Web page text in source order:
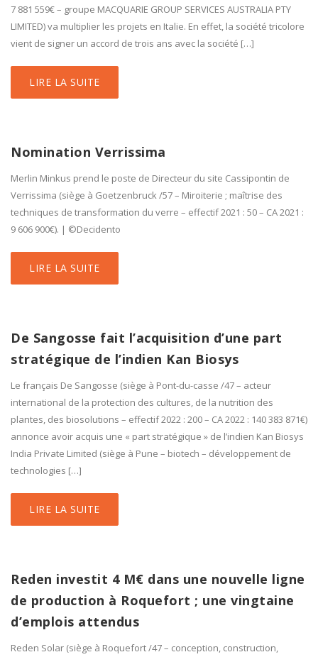
7 881 559€ – groupe MACQUARIE GROUP SERVICES AUSTRALIA PTY
LIMITED) va multiplier les projets en Italie. En effet, la société tricolore
vient de signer un accord de trois ans avec la société […]
LIRE LA SUITE
Nomination Verrissima
Merlin Minkus prend le poste de Directeur du site Cassipontin de
Verrissima (siège à Goetzenbruck /57 – Miroiterie ; maîtrise des
techniques de transformation du verre – effectif 2021 : 50 – CA 2021 :
9 606 900€). | ©Decidento
LIRE LA SUITE
De Sangosse fait l’acquisition d’une part
stratégique de l’indien Kan Biosys
Le français De Sangosse (siège à Pont-du-casse /47 – acteur
international de la protection des cultures, de la nutrition des
plantes, des biosolutions – effectif 2022 : 200 – CA 2022 : 140 383 871€)
annonce avoir acquis une « part stratégique » de l’indien Kan Biosys
India Private Limited (siège à Pune – biotech – développement de
technologies […]
LIRE LA SUITE
Reden investit 4 M€ dans une nouvelle ligne
de production à Roquefort ; une vingtaine
d’emplois attendus
Reden Solar (siège à Roquefort /47 – conception, construction,